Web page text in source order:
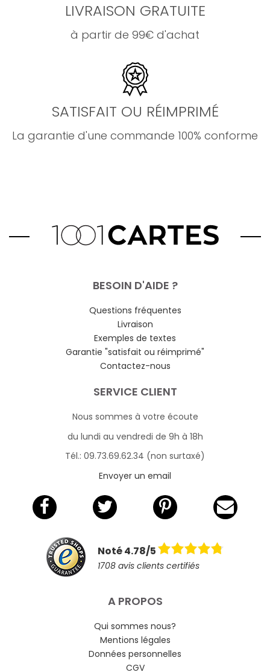
LIVRAISON GRATUITE
à partir de 99€ d'achat
SATISFAIT OU RÉIMPRIMÉ
La garantie d'une commande 100% conforme
BESOIN D'AIDE ?
Questions fréquentes
Livraison
Exemples de textes
Garantie "satisfait ou réimprimé"
Contactez-nous
SERVICE CLIENT
Nous sommes à votre écoute
du lundi au vendredi de 9h à 18h
Tél.: 09.73.69.62.34 (non surtaxé)
Envoyer un email
Noté 4.78/5
1708 avis clients certifiés
A PROPOS
Qui sommes nous?
Mentions légales
Données personnelles
CGV